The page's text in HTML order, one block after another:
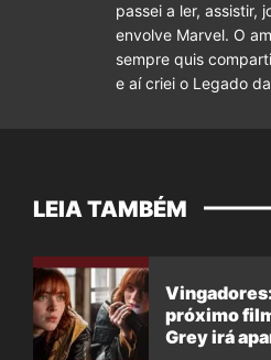
passei a ler, assistir,
envolve Marvel. O
sempre quis
e aí criei o Legado
LEIA TAMBÉM
próximo
Grey irá